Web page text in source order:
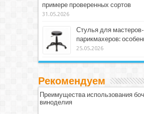
примере проверенных сортов
31.05.2026
Стулья для мастеров-
парикмахеров:
25.05.2026
Рекомендуем
Преимущества использования
виноделия